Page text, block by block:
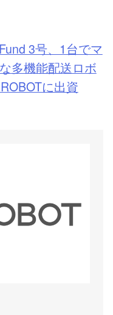
3号、1台でマ
多機能配送ロボ
に出資